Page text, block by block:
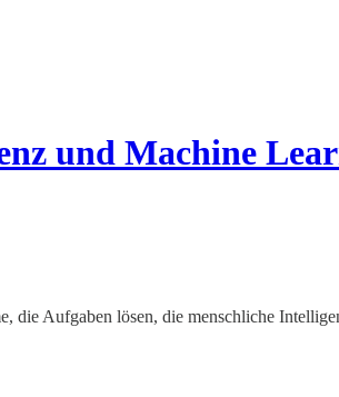
und Machine
die Aufgaben lösen, die menschliche